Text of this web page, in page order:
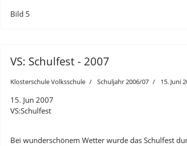
Bild 5
VS: Schulfest - 2007
Klosterschule Volksschule Schuljahr 2006/07 15. Juni
15. Jun 2007
VS:Schulfest
Bei wunderschönem Wetter wurde das Schulfest